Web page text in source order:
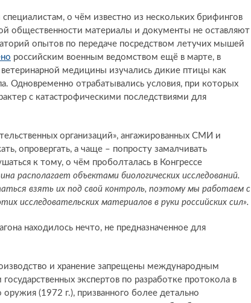
о чём известно из нескольких брифингов
общественности материалы и документы не оставляют
опытов по передаче посредством летучих мышей
российским военным ведомством ещё в марте, в
медицины изучались дикие птицы как
Одновременно отрабатывались условия, при которых
с катастрофическими последствиями для
организаций», ангажированных СМИ и
опровергать, а чаще – попросту замалчивать
к тому, о чём проболталась в Конгрессе
располагает объектами биологических исследований.
взять их под свой контроль, поэтому мы работаем с
исследовательских материалов в руки российских сил».
находилось нечто, не предназначенное для
и хранение запрещены международным
экспертов по разработке протокола в
(1972 г.), призванного более детально